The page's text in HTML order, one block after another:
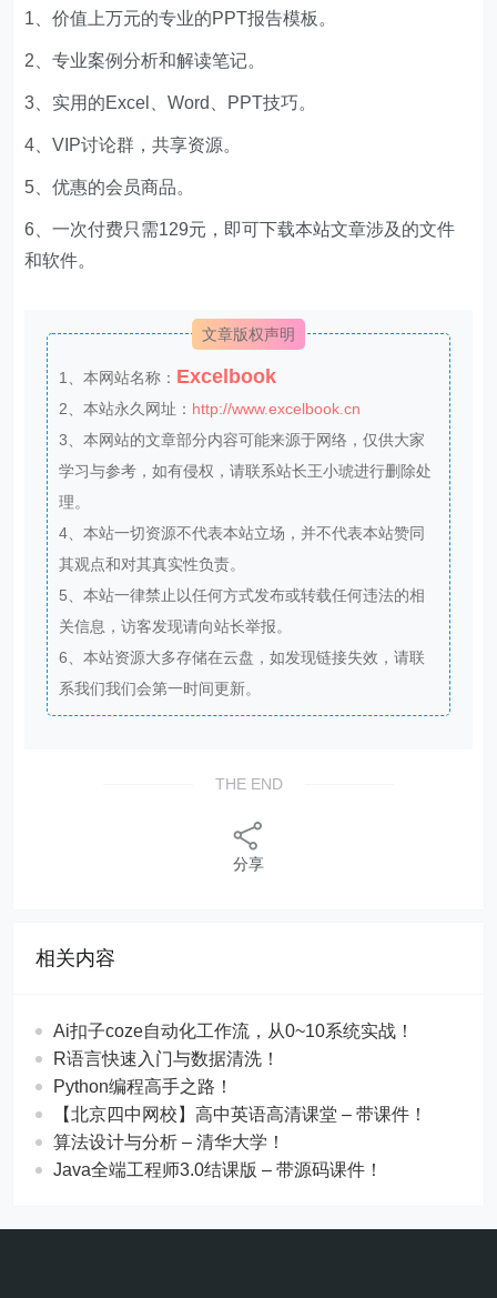
1、价值上万元的专业的PPT报告模板。
2、专业案例分析和解读笔记。
3、实用的Excel、Word、PPT技巧。
4、VIP讨论群，共享资源。
5、优惠的会员商品。
6、一次付费只需129元，即可下载本站文章涉及的文件
和软件。
文章版权声明
1、本网站名称： Excelbook
2、本站永久网址： http://www.excelbook.cn
3、本网站的文章部分内容可能来源于网络，仅供大家
学习与参考，如有侵权，请联系站长王小琥进行删除处
理。
4、本站一切资源不代表本站立场，并不代表本站赞同
其观点和对其真实性负责。
5、本站一律禁止以任何方式发布或转载任何违法的相
关信息，访客发现请向站长举报。
6、本站资源大多存储在云盘，如发现链接失效，请联
系我们我们会第一时间更新。
THE END
分享
相关内容
Ai扣子coze自动化工作流，从0~10系统实战！
R语言快速入门与数据清洗！
Python编程高手之路！
【北京四中网校】高中英语高清课堂 – 带课件！
算法设计与分析 – 清华大学！
Java全端工程师3.0结课版 – 带源码课件！